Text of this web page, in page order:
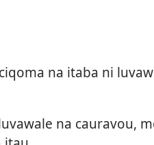
na itaba ni
na cauravou,